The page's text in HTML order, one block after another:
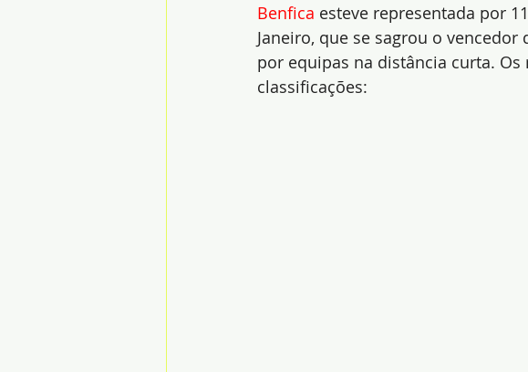
Benfica esteve representada por
Janeiro, que se sagrou o
por equipas na distância curta.
classificações: